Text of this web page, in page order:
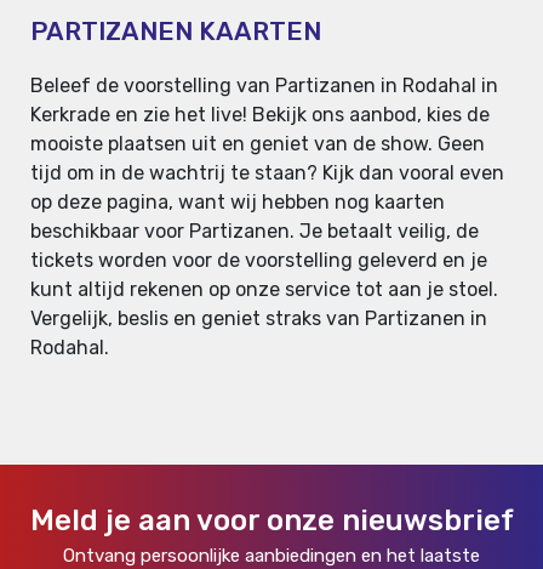
PARTIZANEN KAARTEN
Beleef de voorstelling van Partizanen in Rodahal in
Kerkrade en zie het live! Bekijk ons aanbod, kies de
mooiste plaatsen uit en geniet van de show. Geen
tijd om in de wachtrij te staan? Kijk dan vooral even
op deze pagina, want wij hebben nog kaarten
beschikbaar voor Partizanen. Je betaalt veilig, de
tickets worden voor de voorstelling geleverd en je
kunt altijd rekenen op onze service tot aan je stoel.
Vergelijk, beslis en geniet straks van Partizanen in
Rodahal.
Meld je aan voor onze nieuwsbrief
Ontvang persoonlijke aanbiedingen en het laatste